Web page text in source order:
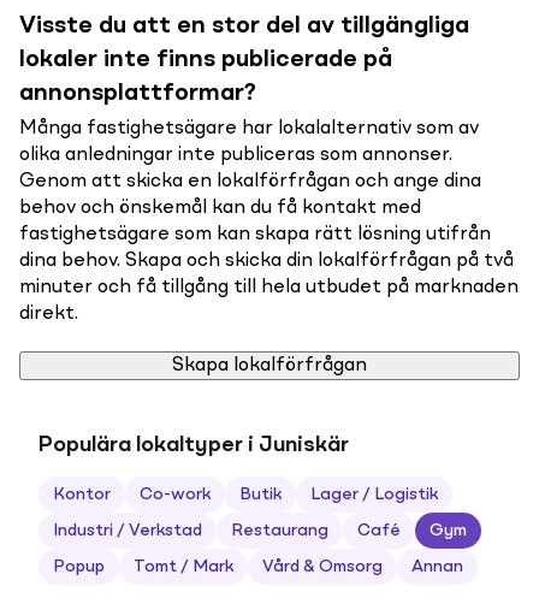
Visste du att en stor del av tillgängliga
lokaler inte finns publicerade på
annonsplattformar?
Många fastighetsägare har lokalalternativ som av
olika anledningar inte publiceras som annonser.
Genom att skicka en lokalförfrågan och ange dina
behov och önskemål kan du få kontakt med
fastighetsägare som kan skapa rätt lösning utifrån
dina behov. Skapa och skicka din lokalförfrågan på två
minuter och få tillgång till hela utbudet på marknaden
direkt.
Skapa lokalförfrågan
Populära lokaltyper i Juniskär
Kontor Co-work Butik Lager / Logistik
Industri / Verkstad Restaurang Café Gym
Popup Tomt / Mark Vård & Omsorg Annan